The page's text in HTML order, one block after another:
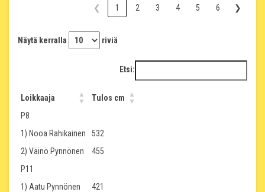
❮ 1 2 3 4 5 6 ❯
Näytä kerralla riviä
Etsi:
Loikkaaja
Tulos cm
P8
1) Nooa Rahikainen
532
2) Väinö Pynnönen
455
P11
1) Aatu Pynnönen
421